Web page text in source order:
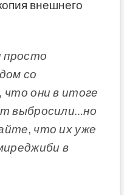
внешнего
просто
со
что они в итоге
выбросили…но
что их уже
в